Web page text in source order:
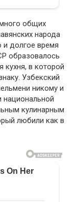
общих
народа
и долгое время
образовалось
кухня, в которой
Узбекский
никому и
национальной
кулинарным
любили как в